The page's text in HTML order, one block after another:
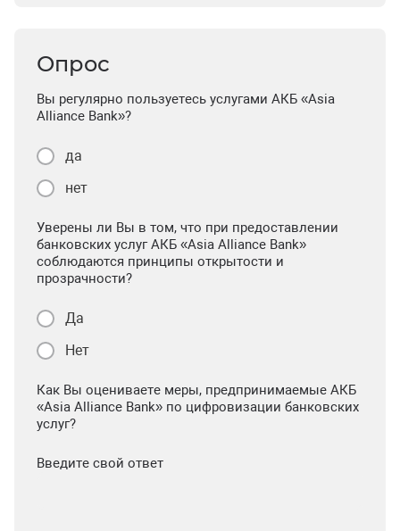
Опрос
Вы регулярно пользуетесь услугами АКБ «Asia
Alliance Bank»?
да
нет
Уверены ли Вы в том, что при предоставлении
банковских услуг АКБ «Asia Alliance Bank»
соблюдаются принципы открытости и
прозрачности?
Да
Нет
Как Вы оцениваете меры, предпринимаемые АКБ
«Asia Alliance Bank» по цифровизации банковских
услуг?
Введите свой ответ